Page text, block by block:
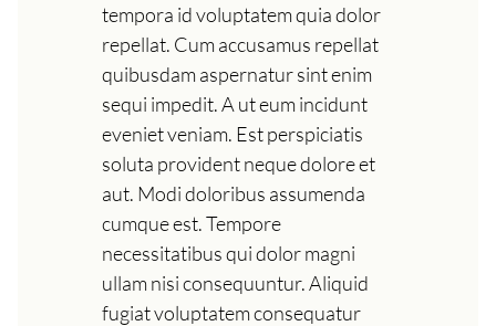
tempora id voluptatem quia dolor
repellat. Cum accusamus repellat
quibusdam aspernatur sint enim
sequi impedit. A ut eum incidunt
eveniet veniam. Est perspiciatis
soluta provident neque dolore et
aut. Modi doloribus assumenda
cumque est. Tempore
necessitatibus qui dolor magni
ullam nisi consequuntur. Aliquid
fugiat voluptatem consequatur